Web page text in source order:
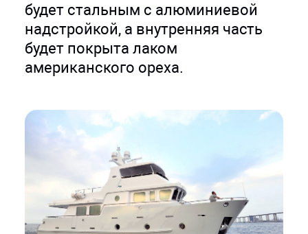
будет стальным с алюминиевой
надстройкой, а внутренняя часть
будет покрыта лаком
американского ореха.